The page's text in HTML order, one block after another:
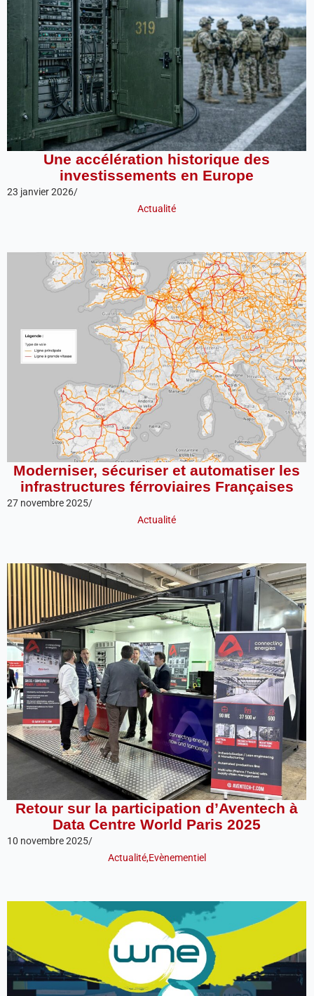
Une accélération historique des
investissements en Europe
23 janvier 2026/
Actualité
Moderniser, sécuriser et automatiser les
infrastructures férroviaires Françaises
27 novembre 2025/
Actualité
Retour sur la participation d’Aventech à
Data Centre World Paris 2025
10 novembre 2025/
Actualité,Evènementiel